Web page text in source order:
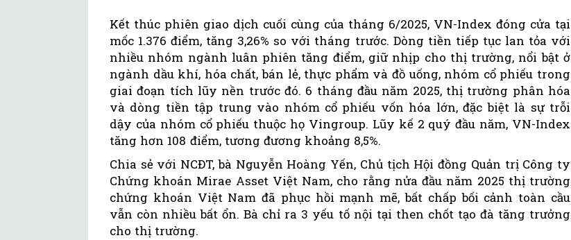
Kết thúc phiên giao dịch cuối cùng của tháng 6/2025, VN-Index đóng cửa tại
mốc 1.376 điểm, tăng 3,26% so với tháng trước. Dòng tiền tiếp tục lan tỏa với
nhiều nhóm ngành luân phiên tăng điểm, giữ nhịp cho thị trường, nổi bật ở
ngành dầu khí, hóa chất, bán lẻ, thực phẩm và đồ uống, nhóm cổ phiếu trong
giai đoạn tích lũy nền trước đó. 6 tháng đầu năm 2025, thị trường phân hóa
và dòng tiền tập trung vào nhóm cổ phiếu vốn hóa lớn, đặc biệt là sự trỗi
dậy của nhóm cổ phiếu thuộc họ Vingroup. Lũy kế 2 quý đầu năm, VN-Index
tăng hơn 108 điểm, tương đương khoảng 8,5%.
Chia sẻ với NCĐT, bà Nguyễn Hoàng Yến, Chủ tịch Hội đồng Quản trị Công ty
Chứng khoán Mirae Asset Việt Nam, cho rằng nửa đầu năm 2025 thị trường
chứng khoán Việt Nam đã phục hồi mạnh mẽ, bất chấp bối cảnh toàn cầu
vẫn còn nhiều bất ổn. Bà chỉ ra 3 yếu tố nội tại then chốt tạo đà tăng trưởng
cho thị trường.